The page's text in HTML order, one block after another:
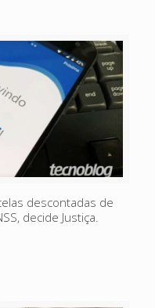
descontadas de
decide Justiça.